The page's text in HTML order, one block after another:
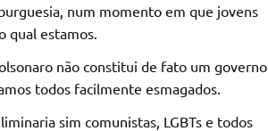
num momento em que jovens
qual estamos.
não constitui de fato um governo
todos facilmente esmagados.
sim comunistas, LGBTs e todos